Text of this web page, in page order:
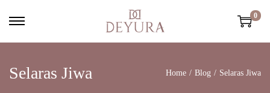
0
Selaras Jiwa Home / Blog / Selaras Jiwa